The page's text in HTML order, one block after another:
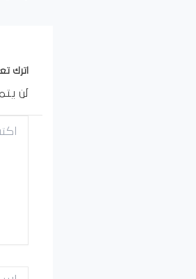
اترك
لن
هنا...
اسم*